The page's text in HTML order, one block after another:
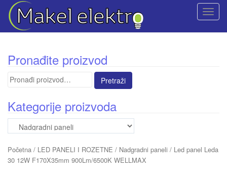
T
t
Pronađite proizvod
Pretraga
Kategorije proizvoda
Početna / LED PANELI I ROZETNE / Nadgradni paneli / Led panel Leda
30 12W F170X35mm 900Lm/6500K WELLMAX